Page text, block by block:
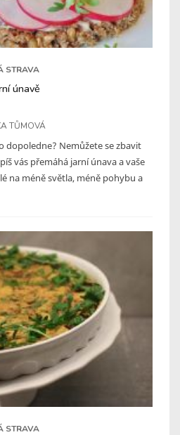
STRAVA
únavě
TŮMOVÁ
dopoledne? Nemůžete se zbavit
vás přemáhá jarní únava a vaše
na méně světla, méně pohybu a
STRAVA